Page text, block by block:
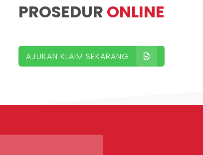
PROSEDUR ONLINE
AJUKAN KLAIM SEKARANG